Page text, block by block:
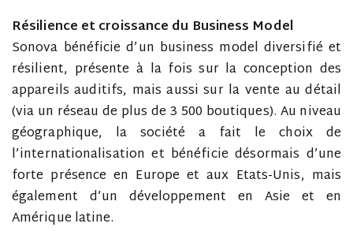
Résilience et croissance du Business Model
Sonova bénéficie d’un business model diversifié et
résilient, présente à la fois sur la conception des
appareils auditifs, mais aussi sur la vente au détail
(via un réseau de plus de 3 500 boutiques). Au niveau
géographique, la société a fait le choix de
l’internationalisation et bénéficie désormais d’une
forte présence en Europe et aux Etats-Unis, mais
également d’un développement en Asie et en
Amérique latine.